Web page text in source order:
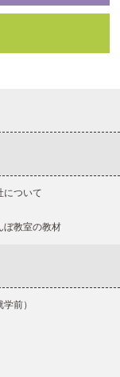
について
ぼ教室の教材
前）